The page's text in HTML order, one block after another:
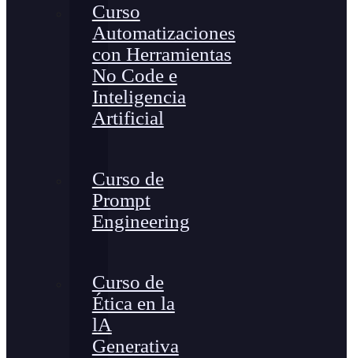
Curso
Automatizaciones
con Herramientas
No Code e
Inteligencia
Artificial
Curso de
Prompt
Engineering
Curso de
Ética en la
lA
Generativa